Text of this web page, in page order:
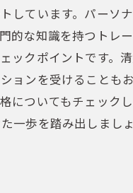
しています。パーソ
的な知識を持つトレ
ックポイントです。
ョンを受けることも
についてもチェック
一歩を踏み出しましょ